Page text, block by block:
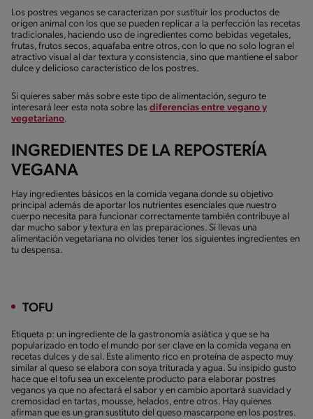
Los postres veganos se caracterizan por sustituir los productos de
origen animal con los que se pueden replicar a la perfección las recetas
tradicionales, haciendo uso de ingredientes como bebidas vegetales,
frutas, frutos secos, aquafaba entre otros, con lo que no solo logran el
atractivo visual al dar textura y consistencia, sino que mantiene el sabor
dulce y delicioso característico de los postres.
Si quieres saber más sobre este tipo de alimentación, seguro te
interesará leer esta nota sobre las diferencias entre vegano y
vegetariano.
INGREDIENTES DE LA REPOSTERÍA
VEGANA
Hay ingredientes básicos en la comida vegana donde su objetivo
principal además de aportar los nutrientes esenciales que nuestro
cuerpo necesita para funcionar correctamente también contribuye al
dar mucho sabor y textura en las preparaciones. Si llevas una
alimentación vegetariana no olvides tener los siguientes ingredientes en
tu despensa.
TOFU
Etiqueta p: un ingrediente de la gastronomía asiática y que se ha
popularizado en todo el mundo por ser clave en la comida vegana en
recetas dulces y de sal. Este alimento rico en proteína de aspecto muy
similar al queso se elabora con soya triturada y agua. Su insípido gusto
hace que el tofu sea un excelente producto para elaborar postres
veganos ya que no afectará el sabor y en cambio aportará suavidad y
cremosidad en tartas, mousse, helados, entre otros. Hay quienes
afirman que es un gran sustituto del queso mascarpone en los postres.